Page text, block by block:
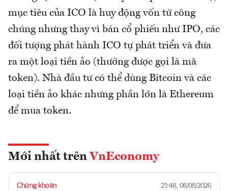
mục tiêu của ICO là huy động vốn từ công
chúng nhưng thay vì bán cổ phiếu như IPO, các
đối tượng phát hành ICO tự phát triển và đưa
ra một loại tiền ảo (thường được gọi là mã
token). Nhà đầu tư có thể dùng Bitcoin và các
loại tiền ảo khác nhưng phần lớn là Ethereum
để mua token.
Mới nhất trên VnEconomy
Chứng khoán 21:48, 06/08/2026